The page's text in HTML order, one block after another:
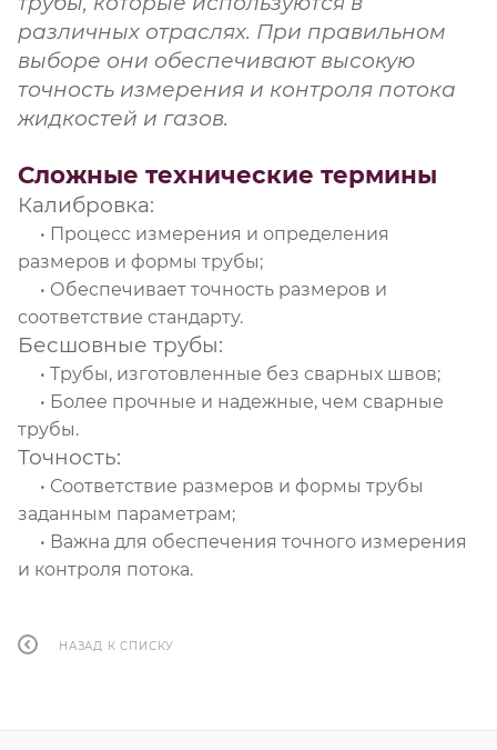
различных отраслях. При правильном
выборе они обеспечивают высокую
точность измерения и контроля потока
жидкостей и газов.
Сложные технические термины
Калибровка:
• Процесс измерения и определения
размеров и формы трубы;
• Обеспечивает точность размеров и
соответствие стандарту.
Бесшовные трубы:
• Трубы, изготовленные без сварных швов;
• Более прочные и надежные, чем сварные
трубы.
Точность:
• Соответствие размеров и формы трубы
заданным параметрам;
• Важна для обеспечения точного измерения
и контроля потока.
НАЗАД К СПИСКУ